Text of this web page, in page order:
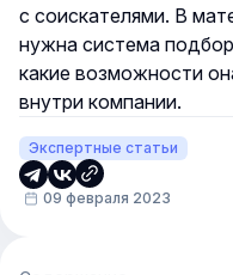
с соискателями. В
нужна система
какие возможности
внутри компании.
Экспертные статьи
09 февраля 2023